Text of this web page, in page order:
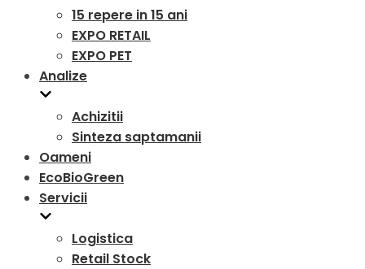
15 repere in 15 ani
EXPO RETAIL
EXPO PET
Analize
Achizitii
Sinteza saptamanii
Oameni
EcoBioGreen
Servicii
Logistica
Retail Stock